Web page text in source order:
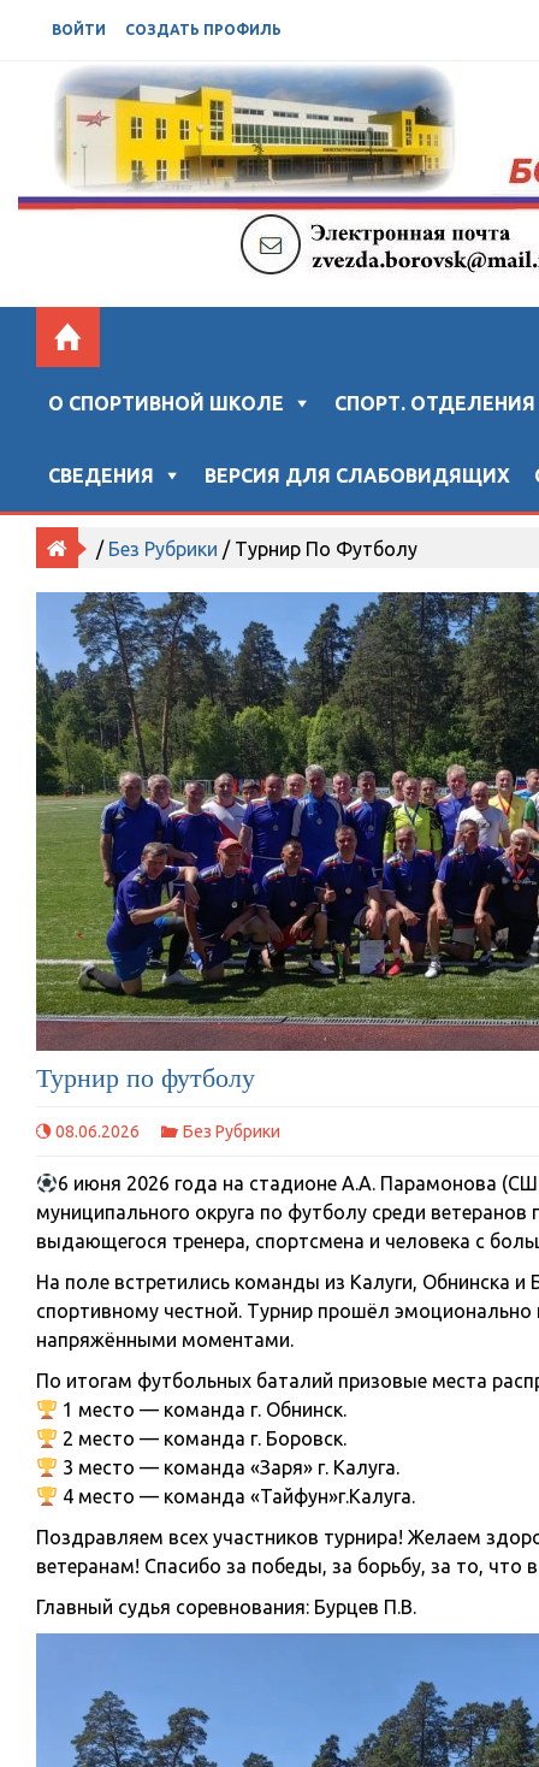
ВОЙТИ СОЗДАТЬ ПРОФИЛЬ
БОРОВСКАЯ СШ "ЗВЕЗДА"
Официальный сайт "Боровской спортивной школы
О СПОРТИВНОЙ ШКОЛЕ СПОРТ. ОТДЕЛЕНИЯ
СВЕДЕНИЯ ВЕРСИЯ ДЛЯ СЛАБОВИДЯЩИХ
/ Без Рубрики / Турнир По Футболу
Турнир по футболу
08.06.2026 Без Рубрики
6 июня 2026 года на стадионе А.А. Парамонова
муниципального округа по футболу среди
выдающегося тренера, спортсмена и человека с
На поле встретились команды из Калуги, Обнинска
спортивному честной. Турнир прошёл
напряжёнными моментами.
По итогам футбольных баталий призовые места
1 место — команда г. Обнинск.
2 место — команда г. Боровск.
3 место — команда «Заря» г. Калуга.
4 место — команда «Тайфун»г.Калуга.
Поздравляем всех участников турнира! Желаем
ветеранам! Спасибо за победы, за борьбу, за то, что
Главный судья соревнования: Бурцев П.В.